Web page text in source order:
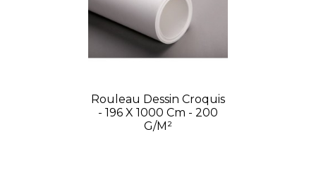
Rouleau Dessin Croquis
- 196 X 1000 Cm - 200
G/m²